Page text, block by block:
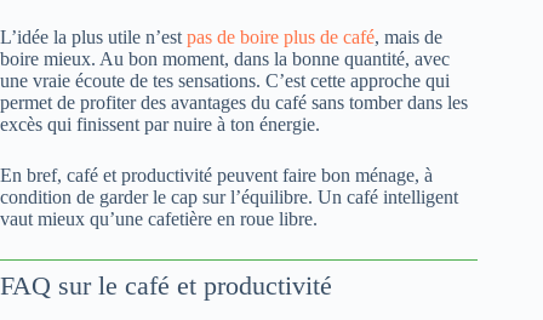
L’idée la plus utile n’est pas de boire plus de café, mais de
boire mieux. Au bon moment, dans la bonne quantité, avec
une vraie écoute de tes sensations. C’est cette approche qui
permet de profiter des avantages du café sans tomber dans les
excès qui finissent par nuire à ton énergie.
En bref, café et productivité peuvent faire bon ménage, à
condition de garder le cap sur l’équilibre. Un café intelligent
vaut mieux qu’une cafetière en roue libre.
FAQ sur le café et productivité